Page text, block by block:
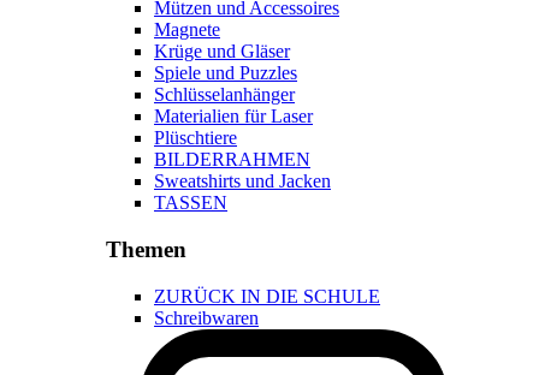
Mützen und Accessoires
Magnete
Krüge und Gläser
Spiele und Puzzles
Schlüsselanhänger
Materialien für Laser
Plüschtiere
BILDERRAHMEN
Sweatshirts und Jacken
TASSEN
Themen
ZURÜCK IN DIE SCHULE
Schreibwaren